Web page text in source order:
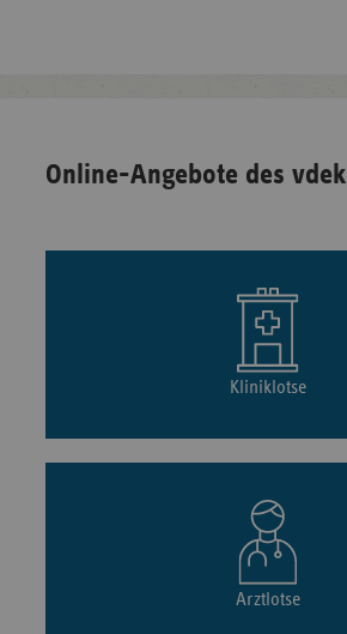
Online-Angebote des vdek
Kliniklotse
Arztlotse